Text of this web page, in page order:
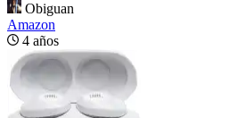
Obiguan
Amazon
4 años